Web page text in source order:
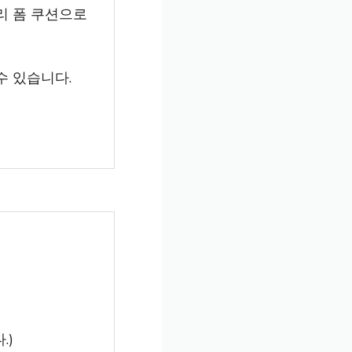
폼 쿠션으로
있습니다.
.)